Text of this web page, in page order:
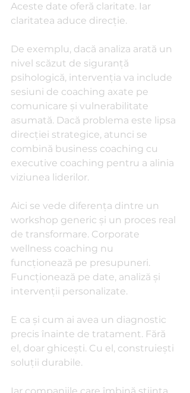
Aceste date oferă claritate. Iar
claritatea aduce direcție.
De exemplu, dacă analiza arată un
nivel scăzut de siguranță
psihologică, intervenția va include
sesiuni de coaching axate pe
comunicare și vulnerabilitate
asumată. Dacă problema este lipsa
direcției strategice, atunci se
combină business coaching cu
executive coaching pentru a alinia
viziunea liderilor.
Aici se vede diferența dintre un
workshop generic și un proces real
de transformare. Corporate
wellness coaching nu
funcționează pe presupuneri.
Funcționează pe date, analiză și
intervenții personalizate.
E ca și cum ai avea un diagnostic
precis înainte de tratament. Fără
el, doar ghicești. Cu el, construiești
soluții durabile.